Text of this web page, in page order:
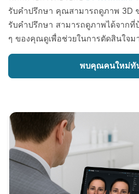
รับคำปรึกษา คุณสามารถดูภาพ 3D
รับคำปรึกษา สามารถดูภาพได้จาก
ๆ ของคุณดูเพื่อช่วยในการตัดสินใจม
พบคุณคนใหม่ทั